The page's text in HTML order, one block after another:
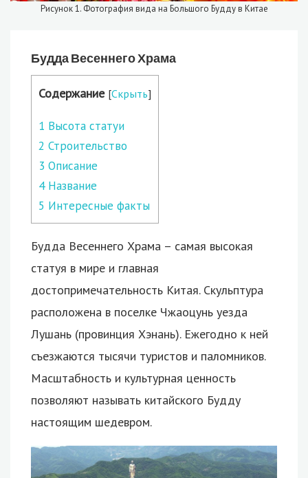
Рисунок 1. Фотография вида на Большого Будду в Китае
Будда Весеннего Храма
Содержание [Скрыть]
1 Высота статуи
2 Строительство
3 Описание
4Название
5 Интересные факты
Будда Весеннего Храма – самая высокая
статуя в мире и главная
достопримечательность Китая. Скульптура
расположена в поселке Чжаоцунь уезда
Лушань (провинция Хэнань). Ежегодно к ней
съезжаются тысячи туристов и паломников.
Масштабность и культурная ценность
позволяют называть китайского Будду
настоящим шедевром.